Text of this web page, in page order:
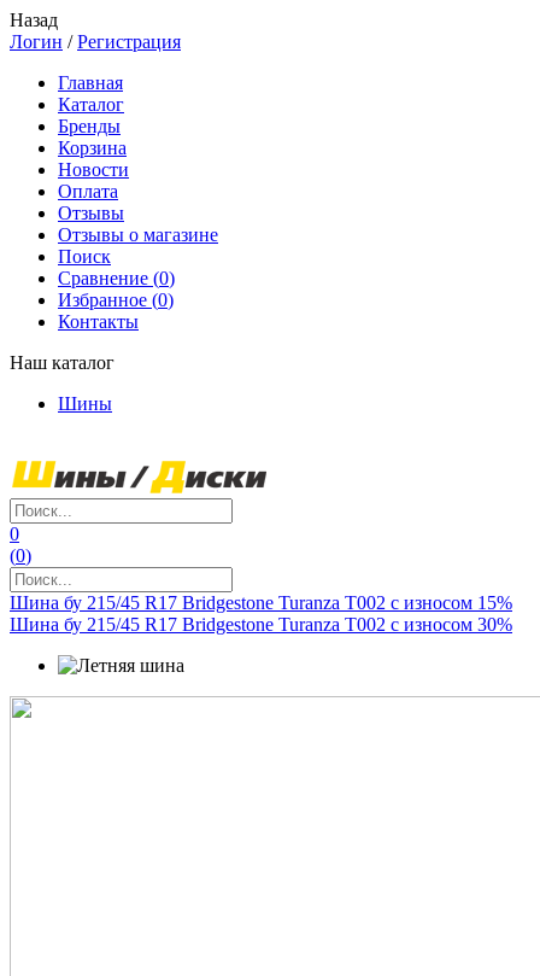
Назад
Логин /Регистрация
Главная
Каталог
Бренды
Корзина
Новости
Оплата
Отзывы
Отзывы о магазине
Поиск
Сравнение (0)
Избранное (0)
Контакты
Наш каталог
Шины
0
(0)
Шина бу 215/45 R17 Bridgestone Turanza T002 с износом 15%
Шина бу 215/45 R17 Bridgestone Turanza T002 с износом 30%